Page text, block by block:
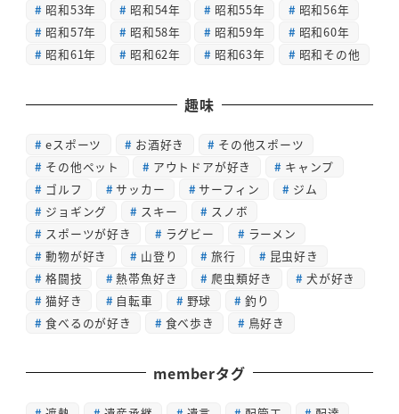
昭和53年
昭和54年 昭和55年
昭和56年
昭和57年
昭和58年 昭和59年
昭和60年
昭和61年
昭和62年 昭和63年 昭和その他
趣味
eスポーツ お酒好き
その他スポーツ
その他ペット
アウトドアが好き
キャンプ
ゴルフ
サッカー サーフィン
ジム
ジョギング
スキー
スノボ
スポーツが好き
ラグビー
ラーメン
動物が好き
山登り 旅行
昆虫好き
格闘技
熱帯魚好き 爬虫類好き
犬が好き
猫好き
自転車 野球
釣り
食べるのが好き
食べ歩き 鳥好き
memberタグ